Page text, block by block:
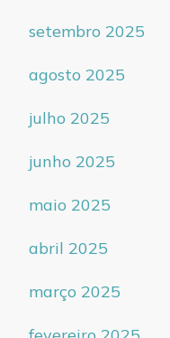
setembro 2025
agosto 2025
julho 2025
junho 2025
maio 2025
abril 2025
março 2025